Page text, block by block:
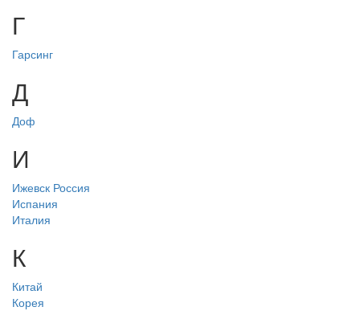
Г
Гарсинг
Д
Доф
И
Ижевск Россия
Испания
Италия
К
Китай
Корея